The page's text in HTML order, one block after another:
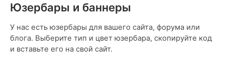
Юзербары и баннеры
У нас есть юзербары для вашего сайта, форума или
блога. Выберите тип и цвет юзербара, скопируйте код
и вставьте его на свой сайт.